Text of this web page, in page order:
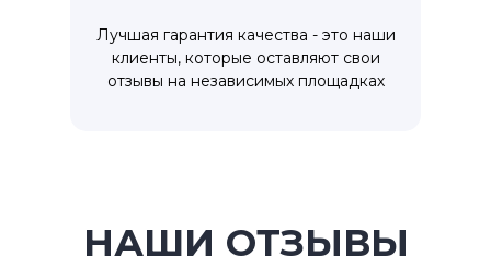
Лучшая гарантия качества - это наши
клиенты, которые оставляют свои
отзывы на независимых площадках
НАШИ ОТЗЫВЫ